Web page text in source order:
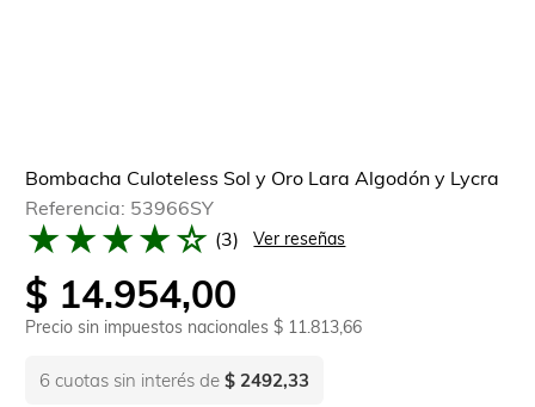
Bombacha Culoteless Sol y Oro Lara Algodón y Lycra
Referencia: 53966SY
★★★★☆ (3) Ver reseñas
$ 14.954,00
Precio sin impuestos nacionales$ 11.813,66
6 cuotas sin interés de $ 2492,33